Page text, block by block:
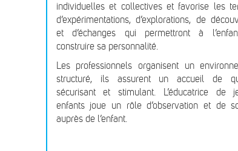
individuelles et collectives et favorise les
d’expérimentations, d’explorations, de
et d’échanges qui permettront à
construire sa personnalité.
Les professionnels organisent un
structuré, ils assurent un accueil de
sécurisant et stimulant. L’éducatrice de
enfants joue un rôle d’observation et de
auprès de l’enfant.